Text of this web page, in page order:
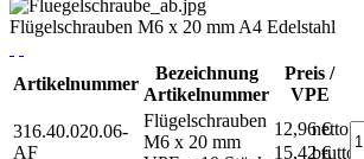
Flügelschrauben M6 x 20 mm A4 Edelstahl
Artikelnummer
Bezeichnung
Artikelnummer
Preis /
VPE
316.40.020.06-
AF
Flügelschrauben
M6 x 20 mm
12,96 €
netto
15,42 €brutto*